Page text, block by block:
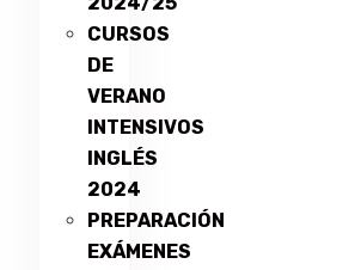
CURSOS
DE
VERANO
INTENSIVOS
INGLÉS
2024
PREPARACIÓN
EXÁMENES